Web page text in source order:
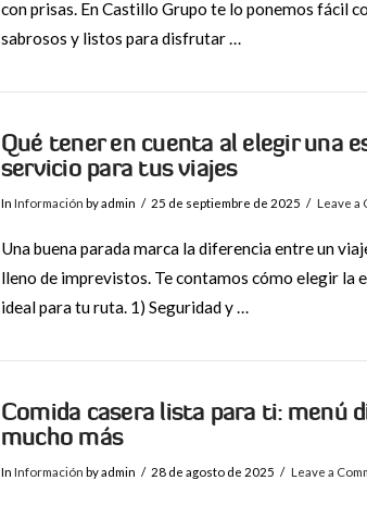
con prisas. En Castillo Grupo te lo ponemos fácil
sabrosos y listos para disfrutar …
Qué tener en cuenta al elegir una
servicio para tus viajes
In Información by admin 25 de septiembre de 2025 Leave a
Una buena parada marca la diferencia entre un
lleno de imprevistos. Te contamos cómo elegir la
ideal para tu ruta. 1) Seguridad y …
Comida casera lista para ti: menú
mucho más
In Información by admin 28 de agosto de 2025 Leave a